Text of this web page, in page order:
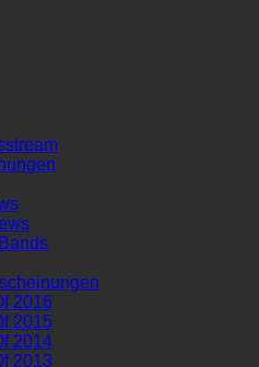
2016
2015
2014
2013